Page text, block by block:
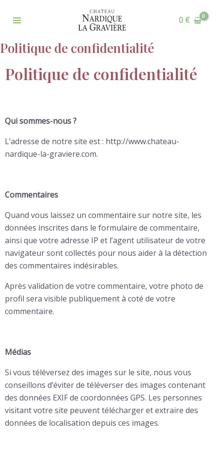
0 €
Politique de confidentialité
Politique de confidentialité
Qui sommes-nous ?
L’adresse de notre site est : http://www.chateau-
nardique-la-graviere.com.
Commentaires
Quand vous laissez un commentaire sur notre site, les
données inscrites dans le formulaire de commentaire,
ainsi que votre adresse IP et l’agent utilisateur de votre
navigateur sont collectés pour nous aider à la détection
des commentaires indésirables.
Après validation de votre commentaire, votre photo de
profil sera visible publiquement à coté de votre
commentaire.
Médias
Si vous téléversez des images sur le site, nous vous
conseillons d’éviter de téléverser des images contenant
des données EXIF de coordonnées GPS. Les personnes
visitant votre site peuvent télécharger et extraire des
données de localisation depuis ces images.